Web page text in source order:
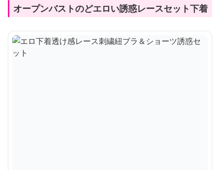
オープンバストのどエロい誘惑レースセット下着